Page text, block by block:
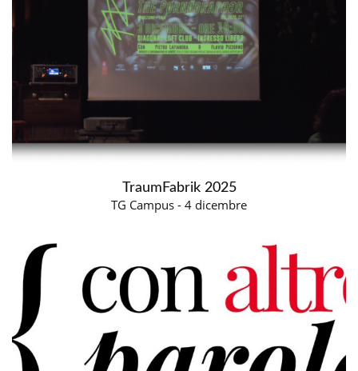
TraumFabrik 2025
TG Campus - 4 dicembre